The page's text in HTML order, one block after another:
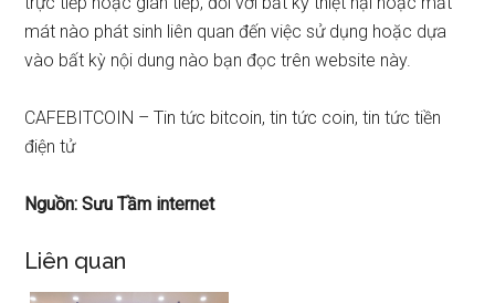
mát nào phát sinh liên quan đến việc sử dụng hoặc dựa
vào bất kỳ nội dung nào bạn đọc trên website này.
CAFEBITCOIN – Tin tức bitcoin, tin tức coin, tin tức tiền
điện tử
Nguồn: Sưu Tầm internet
Liên quan